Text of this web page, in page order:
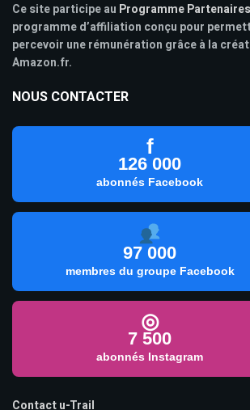
Ce site participe au Programme
programme d’affiliation conçu pour
percevoir une rémunération grâce à la
Amazon.fr.
NOUS CONTACTER
f
126 000
abonnés Facebook
97 000
membres du groupe Facebook
◎
7 500
abonnés Instagram
Contact u-Trail